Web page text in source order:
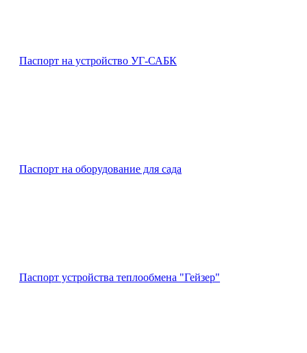
Паспорт на устройство УГ-САБК
Паспорт на оборудование для сада
Паспорт устройства теплообмена "Гейзер"